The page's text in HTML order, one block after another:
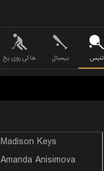
تنیس بیسبال هاکی روی یخ
Madison Keys
Amanda Anisimova